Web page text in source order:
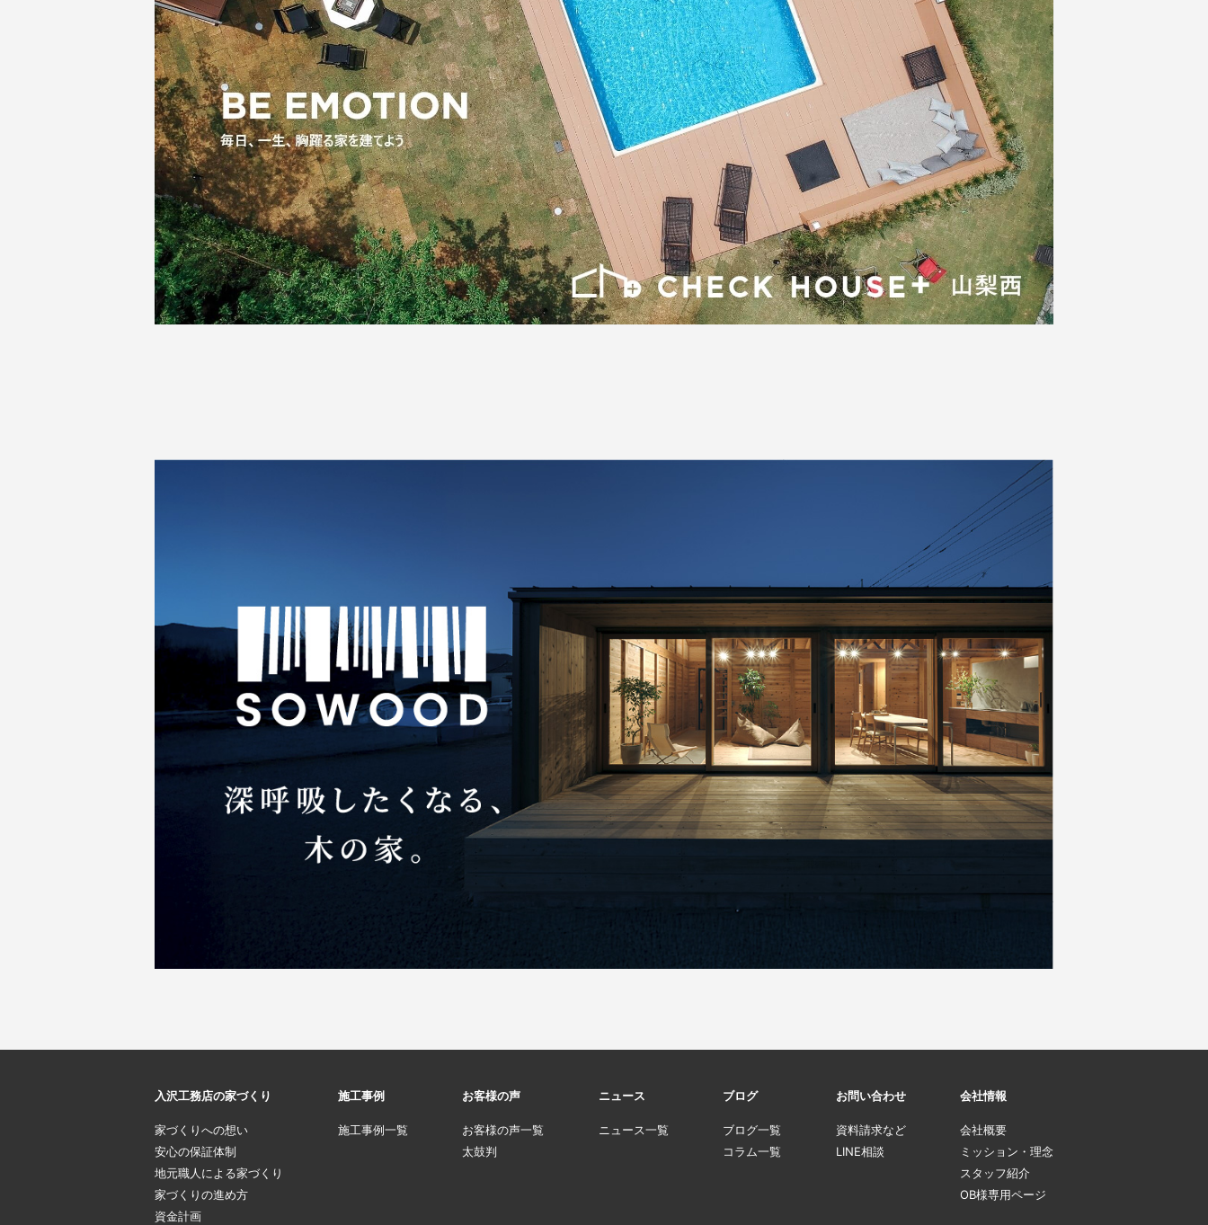
入沢工務店の家づくり
家づくりへの想い
安心の保証体制
地元職人による家づくり
家づくりの進め方
資金計画
施工事例
施工事例一覧
お客様の声
お客様の声一覧
太鼓判
ニュース
ニュース一覧
ブログ
ブログ一覧
コラム一覧
お問い合わせ
資料請求など
LINE相談
会社情報
会社概要
ミッション・理念
スタッフ紹介
OB様専用ページ